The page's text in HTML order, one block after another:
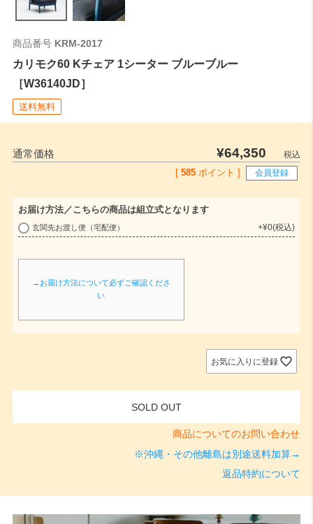
商品番号 KRM-2017
カリモク60 Kチェア 1シーター ブルーブルー
［W36140JD］
送料無料
通常価格 ¥64,350
税込
[ 585 ポイント ] 会員登録
お届け方法／こちらの商品は組立式となります
玄関先お渡し便（宅配便） +¥0 税込
→お届け方法について必ずご確認くださ
い
お気に入りに登録
SOLD OUT
商品についてのお問い合わせ
※沖縄・その他離島は別途送料加算→
返品特約について